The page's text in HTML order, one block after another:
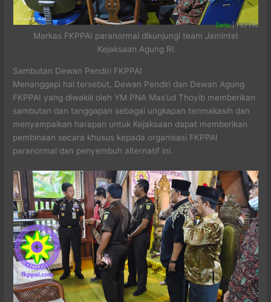
Senu| FKPPAI
Markas FKPPAI paranormal dikunjungi team Jamintel
Kejaksaan Agung RI
Sambutan Dewan Pendiri FKPPAI
Menanggapi hal tersebut, Dewan Pendiri dan Dewan Agung
FKPPAI yang diwakili oleh YM PNA Mas’ud Thoyib memberikan
sambutan dan tanggapan sebagai ungkapan terimakasih dan
menyampaikan harapan untuk Kejaksaan dapat memberikan
pembinaan secara khusus kepada organisasi FKPPAI
paranormal dan penyembuh alternatif ini.